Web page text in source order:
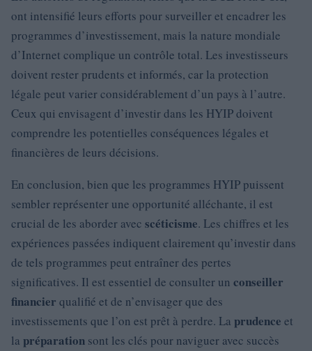
ont intensifié leurs efforts pour surveiller et encadrer les
programmes d’investissement, mais la nature mondiale
d’Internet complique un contrôle total. Les investisseurs
doivent rester prudents et informés, car la protection
légale peut varier considérablement d’un pays à l’autre.
Ceux qui envisagent d’investir dans les HYIP doivent
comprendre les potentielles conséquences légales et
financières de leurs décisions.
En conclusion, bien que les programmes HYIP puissent
sembler représenter une opportunité alléchante, il est
crucial de les aborder avec scéticisme. Les chiffres et les
expériences passées indiquent clairement qu’investir dans
de tels programmes peut entraîner des pertes
significatives. Il est essentiel de consulter un conseiller
financier qualifié et de n’envisager que des
investissements que l’on est prêt à perdre. La prudence et
la préparation sont les clés pour naviguer avec succès